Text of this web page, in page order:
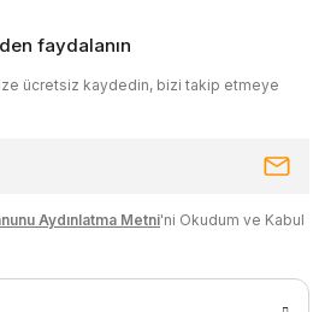
faydalanın
ücretsiz kaydedin, bizi takip etmeye
Aydınlatma Metni'ni Okudum ve Kabul